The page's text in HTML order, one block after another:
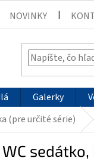
NOVINKY
Galerky
(pre určité série)
WC